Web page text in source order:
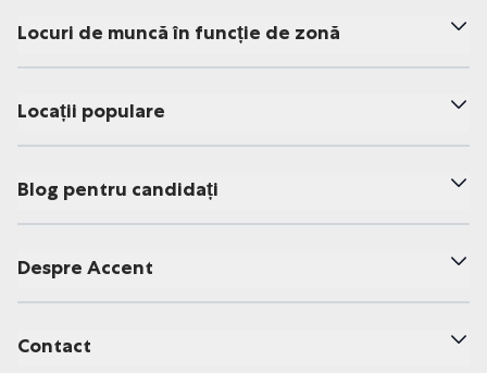
Locuri de muncă în funcție de zonă
Locații populare
Blog pentru candidați
Despre Accent
Contact